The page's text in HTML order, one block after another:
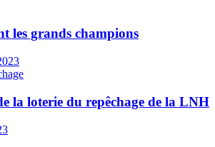
les grands champions
la loterie du repêchage de la LNH